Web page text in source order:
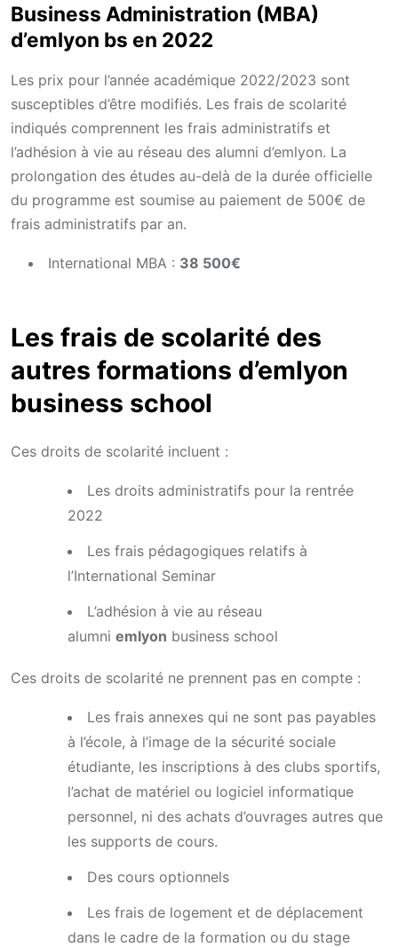
Business Administration (MBA)
d’emlyon bs en 2022
Les prix pour l’année académique 2022/2023 sont
susceptibles d’être modifiés. Les frais de scolarité
indiqués comprennent les frais administratifs et
l’adhésion à vie au réseau des alumni d’emlyon. La
prolongation des études au-delà de la durée officielle
du programme est soumise au paiement de 500€ de
frais administratifs par an.
International MBA : 38 500€
Les frais de scolarité des
autres formations d’emlyon
business school
Ces droits de scolarité incluent :
Les droits administratifs pour la rentrée
2022
Les frais pédagogiques relatifs à
l’International Seminar
L’adhésion à vie au réseau
alumni emlyon business school
Ces droits de scolarité ne prennent pas en compte :
Les frais annexes qui ne sont pas payables
à l’école, à l’image de la sécurité sociale
étudiante, les inscriptions à des clubs sportifs,
l’achat de matériel ou logiciel informatique
personnel, ni des achats d’ouvrages autres que
les supports de cours.
Des cours optionnels
Les frais de logement et de déplacement
dans le cadre de la formation ou du stage